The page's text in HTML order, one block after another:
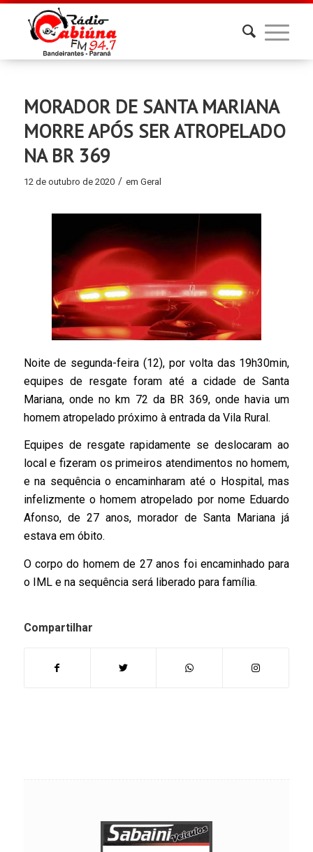
MORADOR DE SANTA MARIANA
MORRE APÓS SER ATROPELADO
NA BR 369
12 de outubro de 2020 / em Geral
Noite de segunda-feira (12), por volta das 19h30min,
equipes de resgate foram até a cidade de Santa
Mariana, onde no km 72 da BR 369, onde havia um
homem atropelado próximo à entrada da Vila Rural.
Equipes de resgate rapidamente se deslocaram ao
local e fizeram os primeiros atendimentos no homem,
e na sequência o encaminharam até o Hospital, mas
infelizmente o homem atropelado por nome Eduardo
Afonso, de 27 anos, morador de Santa Mariana já
estava em óbito.
O corpo do homem de 27 anos foi encaminhado para
o IML e na sequência será liberado para família.
Compartilhar